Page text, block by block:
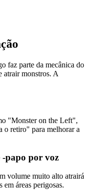
faz parte da mecânica do
atrair monstros. A
"Monster on the Left",
o retiro" para melhorar a
-papo por voz
volume muito alto atrairá
áreas perigosas.